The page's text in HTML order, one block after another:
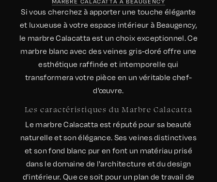
Si vous cherchez à apporter une touche élégante
et luxueuse à votre espace intérieur à Beaugency,
le marbre Calacatta est un choix exceptionnel. Ce
marbre blanc avec des veines gris-doré offre une
esthétique raffinée et intemporelle qui
transformera votre pièce en un véritable chef-
d'œuvre.
Les caractéristiques du Marbre Calacatta
Le marbre Calacatta est réputé pour sa beauté
naturelle et son élégance. Ses veines distinctives
et son fond blanc pur en font un matériau prisé
dans le domaine de l'architecture et du design
d'intérieur. Que ce soit pour un plan de travail de